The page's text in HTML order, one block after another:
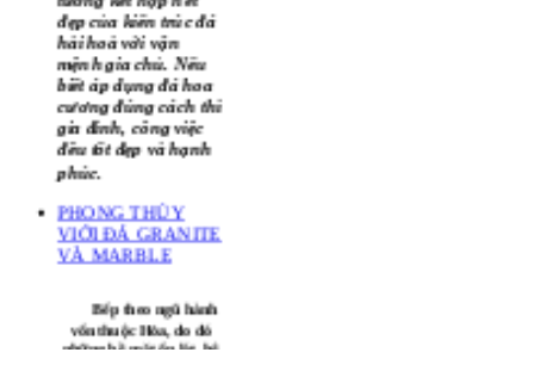
Đá hoa cương
phong thuỷ hình
thành dựa trên ý
tưởng kết hợp nét
đẹp của kiến trúc đá
hài hoà với vận
mệnh gia chủ. Nếu
biết áp dụng đá hoa
cương đúng cách thì
gia đình, công việc
đều tốt đẹp và hạnh
phúc.
VIỚI ĐÁ GRANITE
VÀ MARBLE